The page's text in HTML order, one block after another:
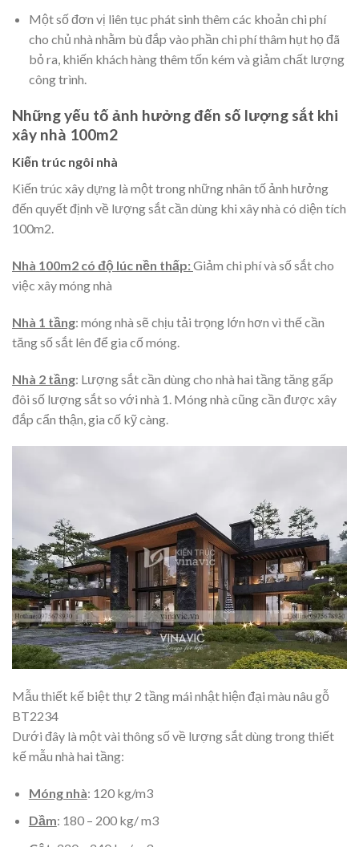
Một số đơn vị liên tục phát sinh thêm các khoản chi phí
cho chủ nhà nhằm bù đắp vào phần chi phí thâm hụt họ đã
bỏ ra, khiến khách hàng thêm tốn kém và giảm chất lượng
công trình.
Những yếu tố ảnh hưởng đến số lượng sắt khi
xây nhà 100m2
Kiến trúc ngôi nhà
Kiến trúc xây dựng là một trong những nhân tố ảnh hưởng
đến quyết định về lượng sắt cần dùng khi xây nhà có diện tích
100m2.
Nhà 100m2 có độ lúc nền thấp:Giảm chi phí và số sắt cho
việc xây móng nhà
Nhà 1 tầng: móng nhà sẽ chịu tải trọng lớn hơn vì thế cần
tăng số sắt lên để gia cố móng.
Nhà 2 tầng: Lượng sắt cần dùng cho nhà hai tầng tăng gấp
đôi số lượng sắt so với nhà 1. Móng nhà cũng cần được xây
đắp cẩn thận, gia cố kỹ càng.
Mẫu thiết kế biệt thự 2 tầng mái nhật hiện đại màu nâu gỗ
BT2234
Dưới đây là một vài thông số về lượng sắt dùng trong thiết
kế mẫu nhà hai tầng:
Móng nhà: 120 kg/m3
Dầm: 180 – 200 kg/ m3